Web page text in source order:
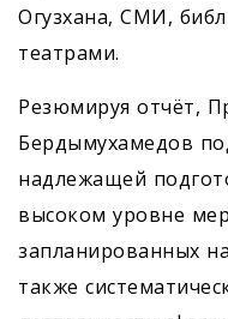
Огузхана, СМИ,
театрами.
Резюмируя отчёт,
Бердымухамедов
надлежащей
высоком уровне
запланированных
также